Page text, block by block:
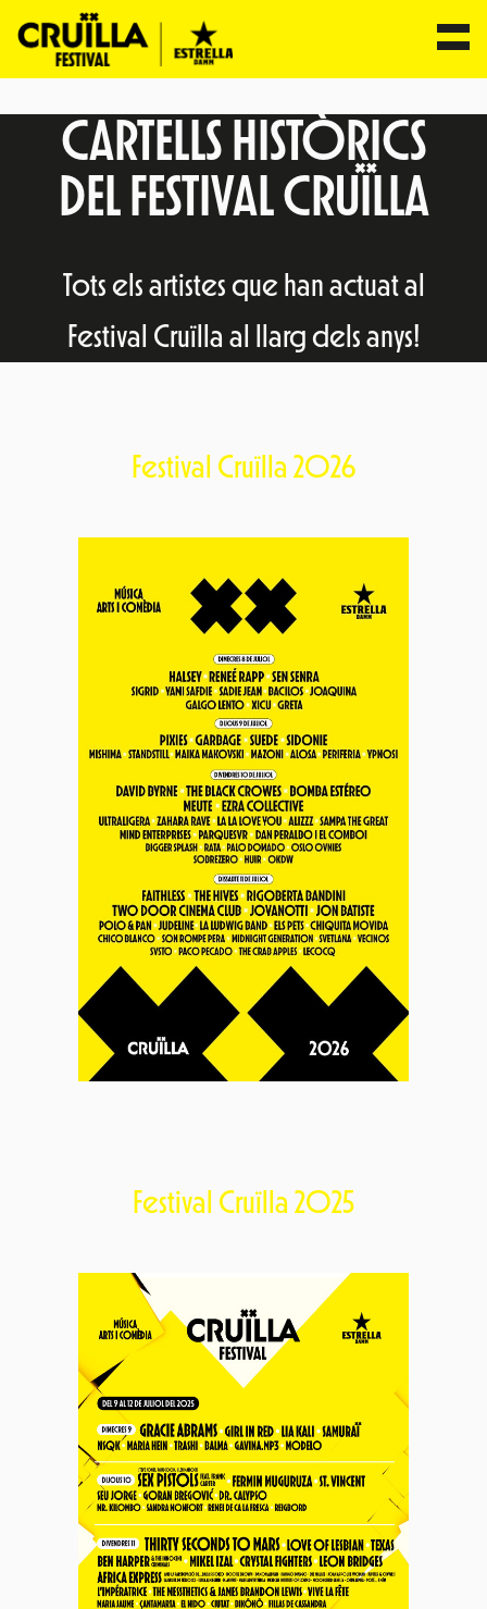
contingutCARTELLS HISTÒRICS
DEL FESTIVAL CRUÏLLA
Tots els artistes que han actuat al
Festival Cruïlla al llarg dels anys!
Festival Cruïlla 2026
Festival Cruïlla 2025